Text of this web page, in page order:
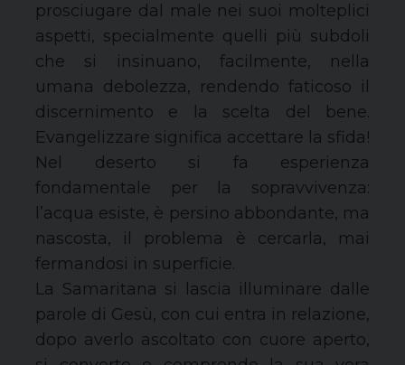
prosciugare dal male nei suoi molteplici
aspetti, specialmente quelli più subdoli
che si insinuano, facilmente, nella
umana debolezza, rendendo faticoso il
discernimento e la scelta del bene.
Evangelizzare significa accettare la sfida!
Nel deserto si fa esperienza
fondamentale per la sopravvivenza:
l’acqua esiste, è persino abbondante, ma
nascosta, il problema è cercarla, mai
fermandosi in superficie.
La Samaritana si lascia illuminare dalle
parole di Gesù, con cui entra in relazione,
dopo averlo ascoltato con cuore aperto,